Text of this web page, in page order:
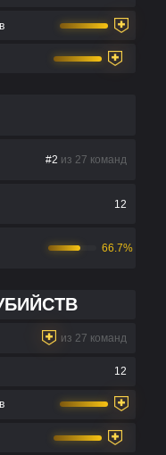
#2 из 27 команд
12
66.7%
из 27 команд
12